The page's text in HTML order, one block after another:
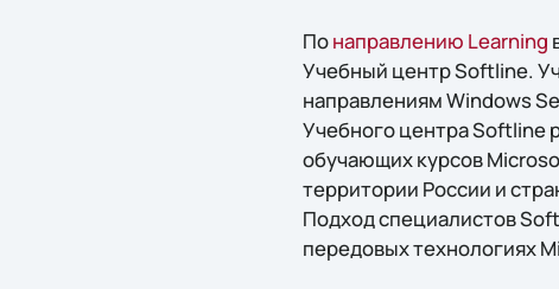
Понаправлению Learning
Учебный центр Softline.
направлениям Windows
Учебного центра Softline
обучающих курсов
территории России и
Подход специалистов
передовых технологиях